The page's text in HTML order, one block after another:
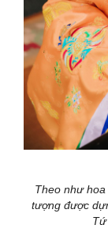
Theo như
tượng được
Tứ